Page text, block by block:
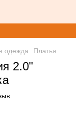
одежда Платья
2.0"